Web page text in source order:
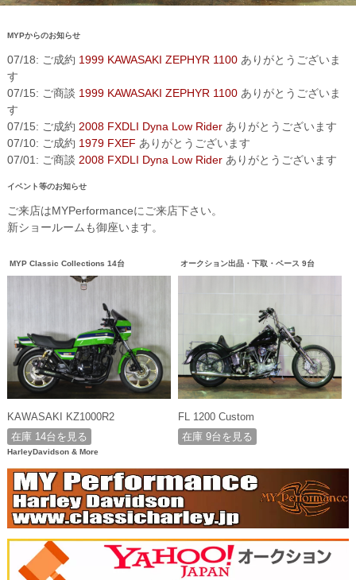
MYPからのお知らせ
07/18: ご成約 1999 KAWASAKI ZEPHYR 1100ありがとうございま
す
07/15: ご商談 1999 KAWASAKI ZEPHYR 1100ありがとうございま
す
07/15: ご成約 2008 FXDLI Dyna Low Riderありがとうございます
07/10: ご成約 1979 FXEF ありがとうございます
07/01: ご商談 2008 FXDLI Dyna Low Riderありがとうございます
イベント等のお知らせ
ご来店はMYPerformanceにご来店下さい。
新ショールームも御座います。
MYP Classic Collections 14台
KAWASAKI KZ1000R2
在庫 14台を見る
オークション出品・下取・ベース 9台
FL 1200 Custom
在庫 9台を見る
HarleyDavidson & More